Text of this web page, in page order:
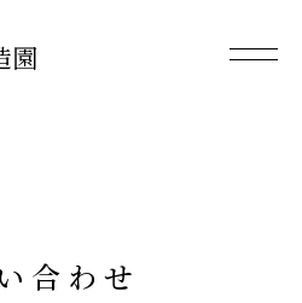
園
合わせ